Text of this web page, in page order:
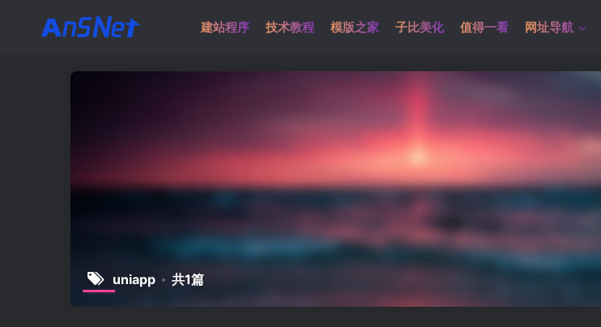
建站程序 技术教程 模版之家 子比美化 值得一看 网址导航
uniapp 共1篇